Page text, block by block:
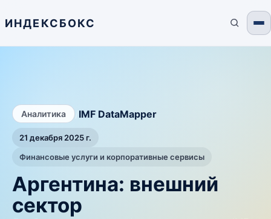
ИНДЕКСБОКС
Аналитика IMF DataMapper
21 декабря 2025 г.
Финансовые услуги и корпоративные сервисы
Аргентина: внешний
сектор